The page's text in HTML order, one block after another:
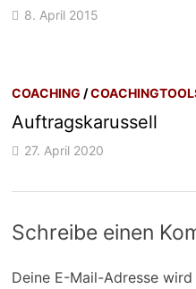
8. April 2015
COACHING /
Auftragskarussell
27. April 2020
Schreibe einen
Deine E-Mail-Adresse